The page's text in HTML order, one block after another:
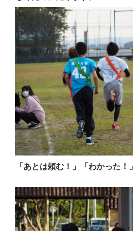
「あとは頼む！」「わかった！」